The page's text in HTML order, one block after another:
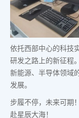
依托西部中心的科技
研发之路上的新征程
新能源、半导体领域
发展。
步履不停，未来可期
赴星辰大海！